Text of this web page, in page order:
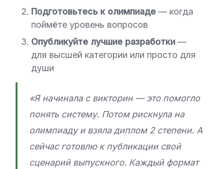
Подготовьтесь к олимпиаде — когда
поймёте уровень вопросов
Опубликуйте лучшие разработки —
для высшей категории или просто для
души
«Я начинала с викторин — это помогло
понять систему. Потом рискнула на
олимпиаду и взяла диплом 2 степени. А
сейчас готовлю к публикации свой
сценарий выпускного. Каждый формат